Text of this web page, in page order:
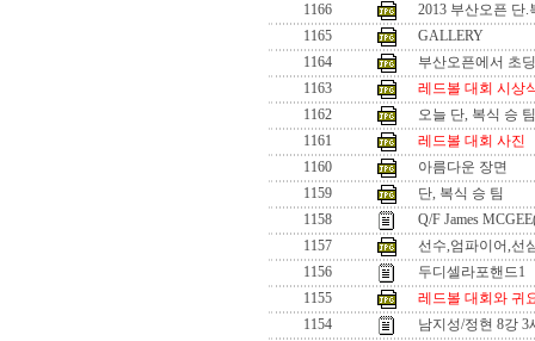
1166
2013 부산오픈 단
1165
GALLERY
1164
부산오픈에서 초
1163
레드볼 대회 시상
1162
오늘 단, 복식 승 팀
1161
레드볼 대회 사진
1160
아름다운 장면
1159
단, 복식 승 팀
1158
Q/F James
1157
선수,엄파이어,선
1156
두디셀라포핸드1
1155
레드볼 대회와 귀
1154
남지성/정현 8강 3